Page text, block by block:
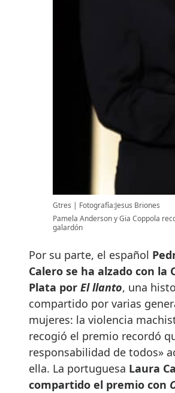
Gtres
Fotografía:Jesus Briones
Pamela Anderson y Gia Coppola
galardón
Por su parte, el español
Calero se ha alzado con la
Plata por El llanto, una
compartido por varias
mujeres: la violencia
recogió el premio recordó
responsabilidad de todos»
ella. La portuguesa Laura
compartido el premio con